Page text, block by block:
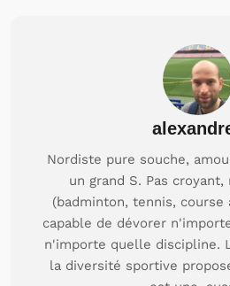
Nordiste pure souche,
un grand S. Pas
(badminton, tennis, course
capable de dévorer
n'importe quelle discipline.
la diversité sportive